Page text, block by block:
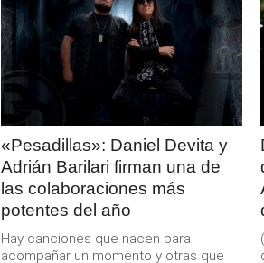
LEER
MAS
«Pesadillas»: Daniel Devita y
Adrián Barilari firman una de
las colaboraciones más
potentes del año
Hay canciones que nacen para
acompañar un momento y otras que